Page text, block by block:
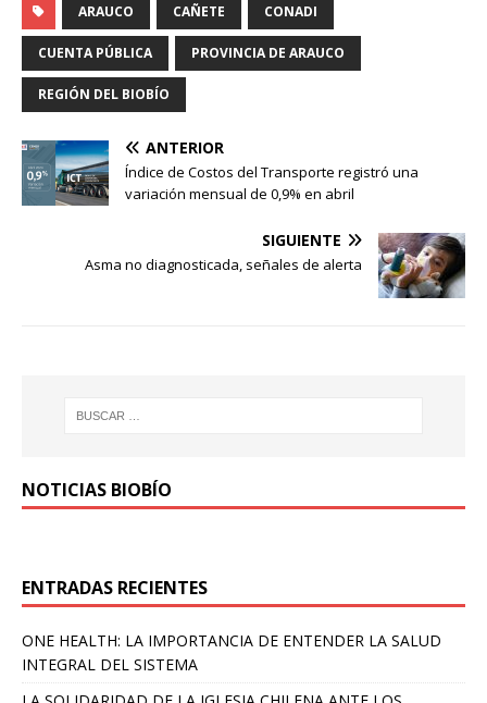
ARAUCO CAÑETE CONADI
CUENTA PÚBLICA PROVINCIA DE ARAUCO
REGIÓN DEL BIOBÍO
ANTERIOR
Índice de Costos del Transporte registró una
variación mensual de 0,9% en abril
SIGUIENTE
Asma no diagnosticada, señales de alerta
NOTICIAS BIOBÍO
ENTRADAS RECIENTES
ONE HEALTH: LA IMPORTANCIA DE ENTENDER LA SALUD
INTEGRAL DEL SISTEMA